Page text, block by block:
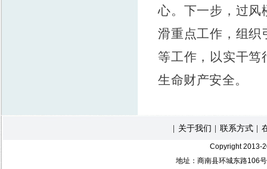
心。下一步，过风
滑重点工作，组织
等工作，以实干笃
生命财产安全。
关于我们 联系方式
Copyright 2013-
地址：商南县环城东路106